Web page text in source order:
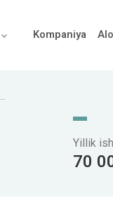
Kompaniya
Yillik
70